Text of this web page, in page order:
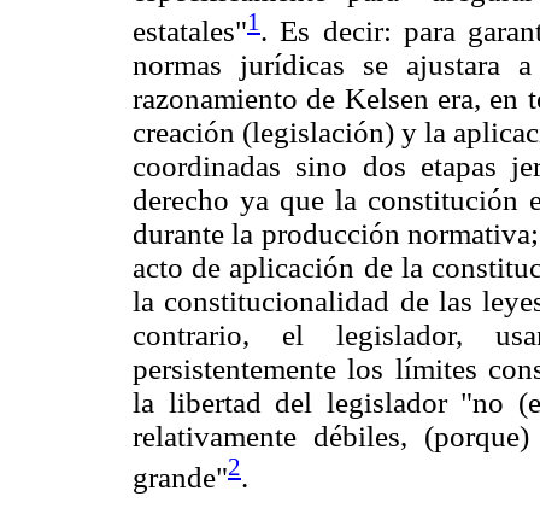
estatales"1 . Es decir: para
normas jurídicas se ajustara
razonamiento de Kelsen era, en
creación (legislación) y la
coordinadas sino dos etapas
derecho ya que la constitución
durante la producción
acto de aplicación de la
la constitucionalidad de las
contrario, el legislador,
persistentemente los límites
la libertad del legislador "no
relativamente débiles,
grande"2.